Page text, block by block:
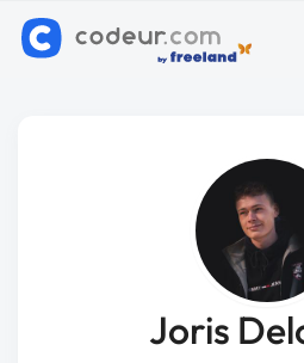
Joris